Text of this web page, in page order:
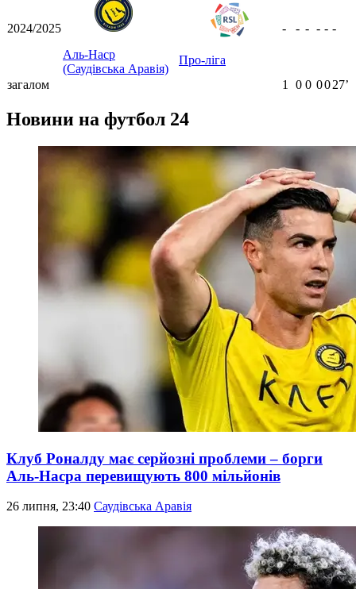
2024/2025
Аль-Наср
(Саудівська Аравія)
Про-ліга
- - - - - -
загалом 1 0 0 0027ʼ
Новини на футбол 24
Клуб Роналду має серйозні проблеми – борги
Аль-Насра перевищують 800 мільйонів
26 липня, 23:40 Саудівська Аравія